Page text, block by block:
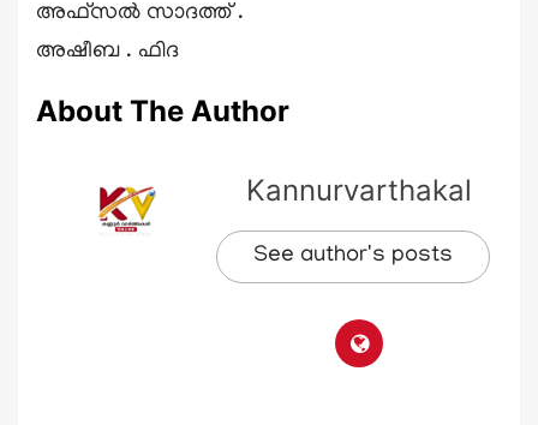
അഫ്സൽ സാദത്ത് .
അഷീബ . ഫിദ
About The Author
Kannurvarthakal
See author's posts